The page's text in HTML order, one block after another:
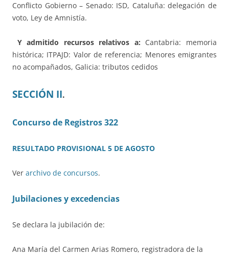
Conflicto Gobierno – Senado: ISD, Cataluña: delegación de
voto, Ley de Amnistía.
Y admitido recursos relativos a: Cantabria: memoria
histórica; ITPAJD: Valor de referencia; Menores emigrantes
no acompañados, Galicia: tributos cedidos
SECCIÓN II.
Concurso de Registros 322
RESULTADO PROVISIONAL 5 DE AGOSTO
Ver archivo de concursos.
Jubilaciones y excedencias
Se declara la jubilación de:
Ana María del Carmen Arias Romero, registradora de la